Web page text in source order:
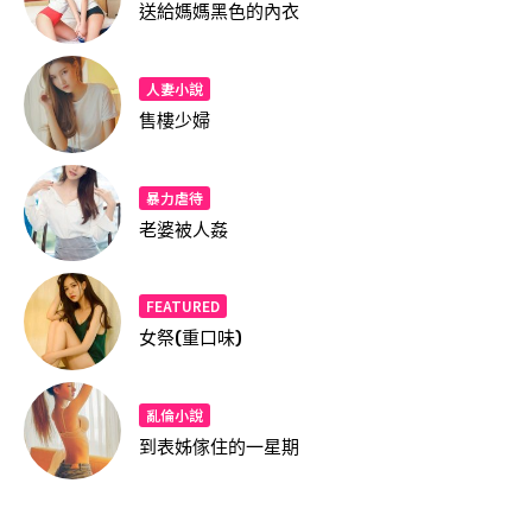
送給媽媽黑色的內衣
人妻小說
售樓少婦
暴力虐待
老婆被人姦
FEATURED
女祭(重口味)
亂倫小說
到表姊傢住的一星期